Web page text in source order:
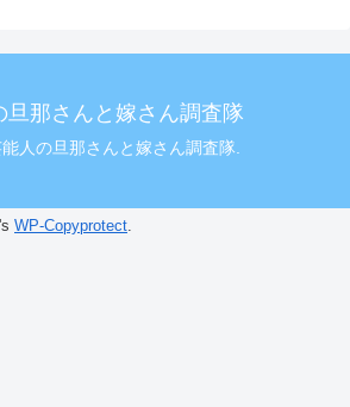
旦那さんと嫁さん調査隊
人の旦那さんと嫁さん調査隊.
's WP-Copyprotect